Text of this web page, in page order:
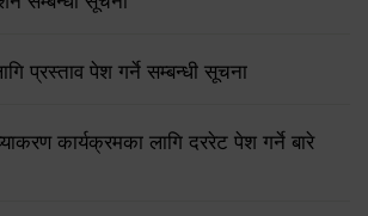
प्रस्ताव पेश गर्ने सम्बन्धी सूचना
कार्यक्रमका लागि दररेट पेश गर्ने बारे